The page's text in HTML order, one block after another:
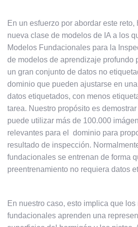
En un esfuerzo por abordar este reto,
nueva clase de modelos de IA a los
Modelos Fundacionales para la
de modelos de aprendizaje profundo
un gran conjunto de datos no
dominio que pueden ajustarse en
datos etiquetados, con menos
tarea. Nuestro propósito es
puede utilizar más de 100.000
relevantes para el dominio para
resultado de inspección.
fundacionales se entrenan de forma
preentrenamiento no requiera datos
En nuestro caso, esto implica que los
fundacionales aprenden una